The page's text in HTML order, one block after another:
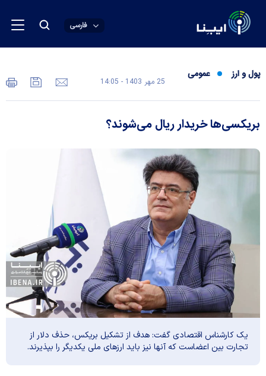
فارسی
پول و ارز عمومی
25 مهر 1403 - 14:05
بریکسی‌ها خریدار ریال می‌شوند؟
یک کارشناس اقتصادی گفت: هدف از تشکیل بریکس، حذف دلار از
تجارت بین اعضاست که آنها نیز باید ارز‌های ملی یکدیگر را بپذیرند.